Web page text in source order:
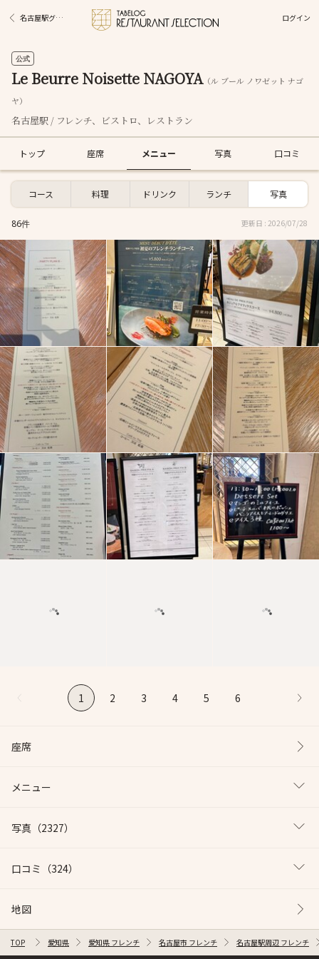
名古屋駅グルメ ログイン
公式
Le Beurre Noisette NAGOYA（ル ブール ノワゼット ナゴ
ヤ）
名古屋駅 / フレンチ、ビストロ、レストラン
トップ 座席 メニュー 写真 口コミ
コース 料理 ドリンク ランチ 写真
86件 更新日 : 2026/07/28
1 2 3 4 5 6
座席
メニュー
写真 （2327）
口コミ （324）
地図
TOP 愛知県 愛知県 フレンチ 名古屋市 フレンチ 名古屋駅周辺 フレンチ